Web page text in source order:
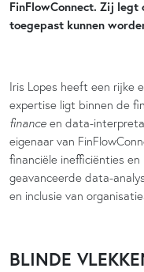
FinFlowConnect. Zij legt
toegepast kunnen
Iris Lopes heeft een rijke
expertise ligt binnen de
finance en data-
eigenaar van
financiële inefficiënties
geavanceerde data-
en inclusie van
BLINDE